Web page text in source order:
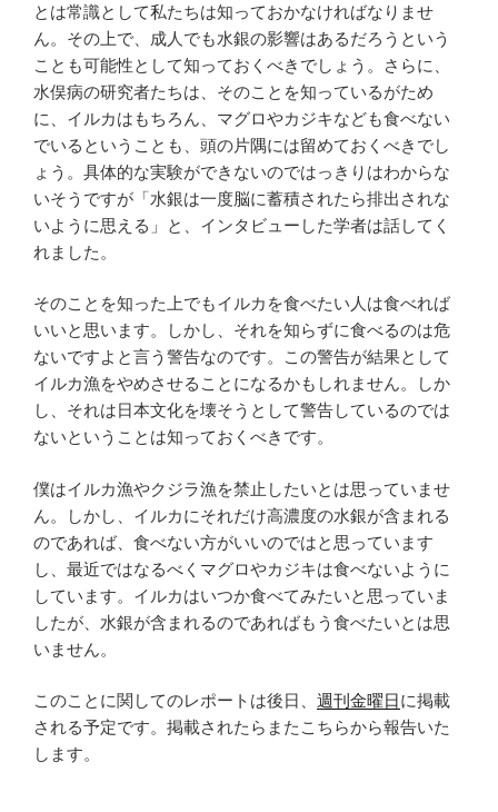
とは常識として私たちは知っておかなければなりませ
ん。その上で、成人でも水銀の影響はあるだろうという
ことも可能性として知っておくべきでしょう。さらに、
水俣病の研究者たちは、そのことを知っているがため
に、イルカはもちろん、マグロやカジキなども食べない
でいるということも、頭の片隅には留めておくべきでし
ょう。具体的な実験ができないのではっきりはわからな
いそうですが「水銀は一度脳に蓄積されたら排出されな
いように思える」と、インタビューした学者は話してく
れました。
そのことを知った上でもイルカを食べたい人は食べれば
いいと思います。しかし、それを知らずに食べるのは危
ないですよと言う警告なのです。この警告が結果として
イルカ漁をやめさせることになるかもしれません。しか
し、それは日本文化を壊そうとして警告しているのでは
ないということは知っておくべきです。
僕はイルカ漁やクジラ漁を禁止したいとは思っていませ
ん。しかし、イルカにそれだけ高濃度の水銀が含まれる
のであれば、食べない方がいいのではと思っています
し、最近ではなるべくマグロやカジキは食べないように
しています。イルカはいつか食べてみたいと思っていま
したが、水銀が含まれるのであればもう食べたいとは思
いません。
このことに関してのレポートは後日、 週刊金曜日に掲載
される予定です。掲載されたらまたこちらから報告いた
します。